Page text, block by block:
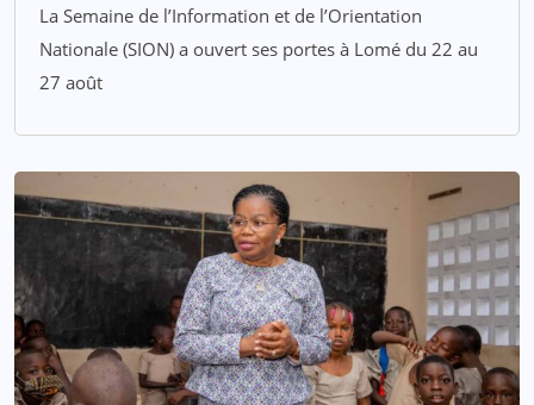
La Semaine de l’Information et de l’Orientation
Nationale (SION) a ouvert ses portes à Lomé du 22 au
27 août